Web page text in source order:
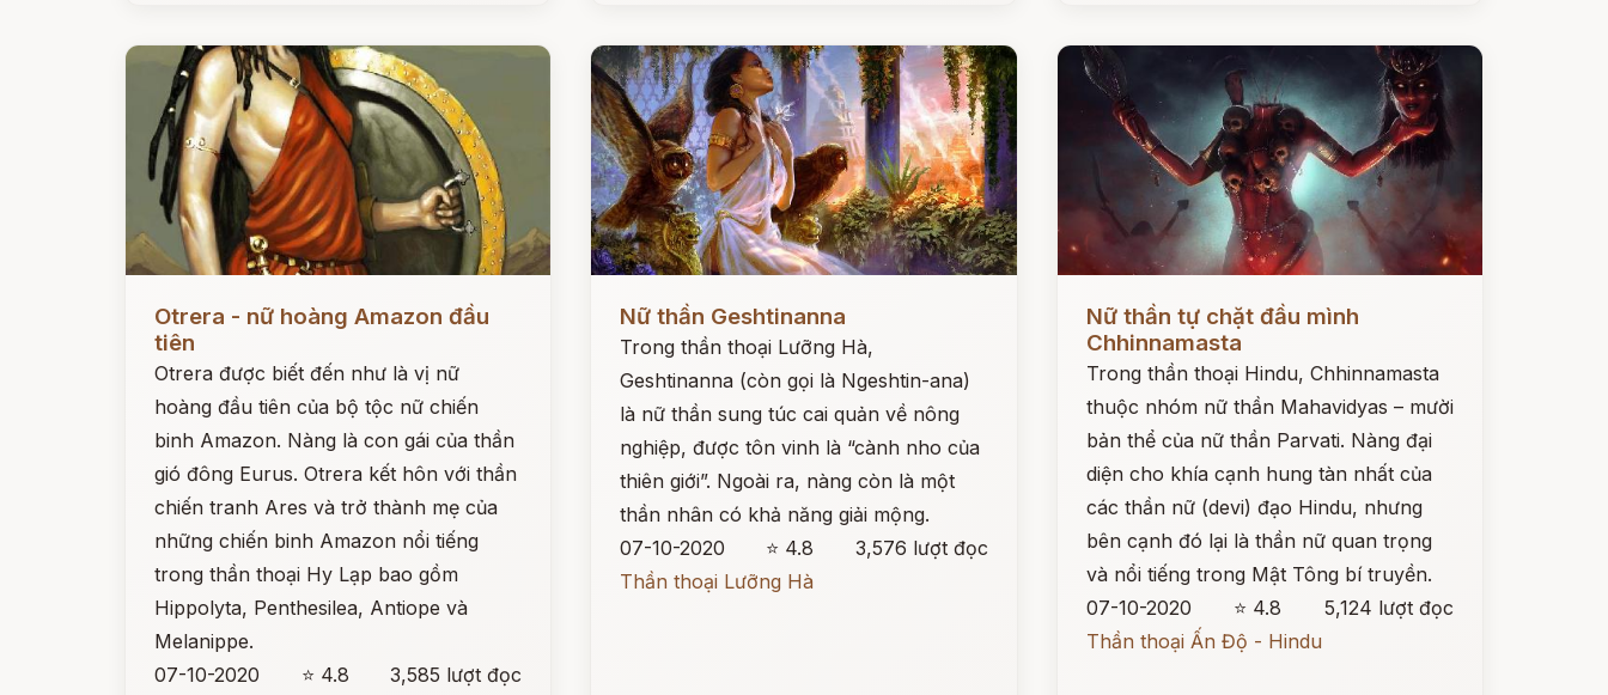
Otrera - nữ hoàng Amazon đầu
tiên
Otrera được biết đến như là vị nữ
hoàng đầu tiên của bộ tộc nữ chiến
binh Amazon. Nàng là con gái của thần
gió đông Eurus. Otrera kết hôn với thần
chiến tranh Ares và trở thành mẹ của
những chiến binh Amazon nổi tiếng
trong thần thoại Hy Lạp bao gồm
Hippolyta, Penthesilea, Antiope và
Melanippe.
07-10-2020
⭐ 4.8
3,585 lượt đọc
Nữ thần Geshtinanna
Trong thần thoại Lưỡng Hà,
Geshtinanna (còn gọi là Ngeshtin-ana)
là nữ thần sung túc cai quản về nông
nghiệp, được tôn vinh là “cành nho của
thiên giới”. Ngoài ra, nàng còn là một
thần nhân có khả năng giải mộng.
07-10-2020
⭐ 4.8
3,576 lượt đọc
Thần thoại Lưỡng Hà
Nữ thần tự chặt đầu mình
Chhinnamasta
Trong thần thoại Hindu, Chhinnamasta
thuộc nhóm nữ thần Mahavidyas – mười
bản thể của nữ thần Parvati. Nàng đại
diện cho khía cạnh hung tàn nhất của
các thần nữ (devi) đạo Hindu, nhưng
bên cạnh đó lại là thần nữ quan trọng
và nổi tiếng trong Mật Tông bí truyền.
07-10-2020
⭐ 4.8
5,124 lượt đọc
Thần thoại Ấn Độ - Hindu